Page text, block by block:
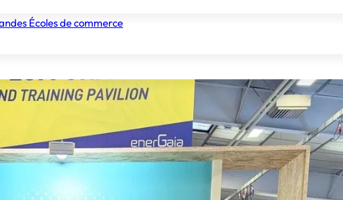
Écoles de commerce